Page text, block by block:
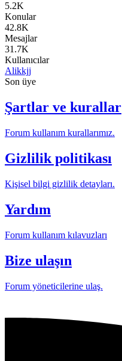
5.2K
Konular
42.8K
Mesajlar
31.7K
Kullanıcılar
Alikkjj
Son üye
Şartlar ve kurallar
Forum kullanım kurallarımız.
Gizlilik politikası
Kişisel bilgi gizlilik detayları.
Yardım
Forum kullanım kılavuzları
Bize ulaşın
Forum yöneticilerine ulaş.